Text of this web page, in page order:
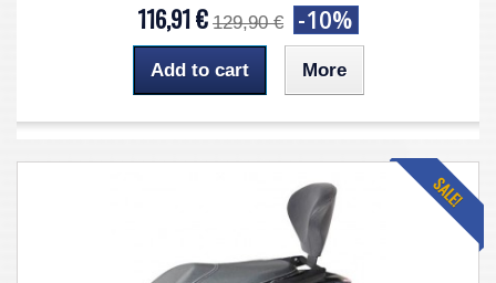
116,91 € 129,90 € -10%
Add to cart More
SALE!